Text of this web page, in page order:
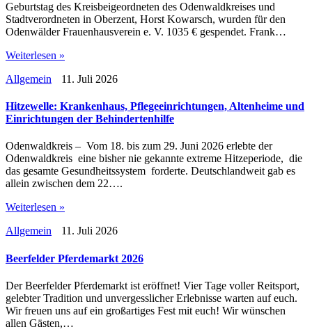
Geburtstag des Kreisbeigeordneten des Odenwaldkreises und
Stadtverordneten in Oberzent, Horst Kowarsch, wurden für den
Odenwälder Frauenhausverein e. V. 1035 € gespendet. Frank…
Weiterlesen »
Allgemein
11. Juli 2026
Hitzewelle: Krankenhaus, Pflegeeinrichtungen, Altenheime und
Einrichtungen der Behindertenhilfe
Odenwaldkreis – Vom 18. bis zum 29. Juni 2026 erlebte der
Odenwaldkreis eine bisher nie gekannte extreme Hitzeperiode, die
das gesamte Gesundheitssystem forderte. Deutschlandweit gab es
allein zwischen dem 22….
Weiterlesen »
Allgemein
11. Juli 2026
Beerfelder Pferdemarkt 2026
Der Beerfelder Pferdemarkt ist eröffnet! Vier Tage voller Reitsport,
gelebter Tradition und unvergesslicher Erlebnisse warten auf euch.
Wir freuen uns auf ein großartiges Fest mit euch! Wir wünschen
allen Gästen,…